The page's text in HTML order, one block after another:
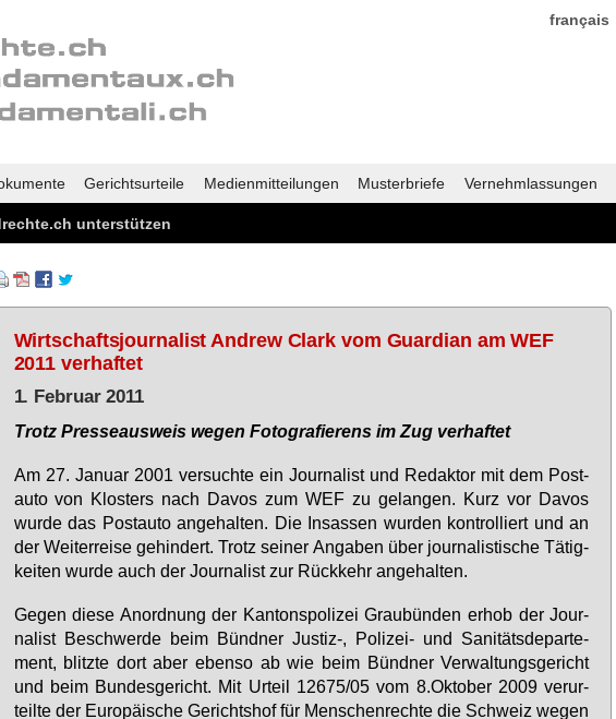
français
Gerichtsurteile Medienmitteilungen Musterbriefe Vernehmlassungen
unterstützen
Wirtschaftsjournalist Andrew Clark vom Guardian am WEF
2011 verhaftet
1. Februar 2011
Trotz Pres­se­aus­weis we­gen Fo­to­gra­fie­rens im Zug ver­haf­tet
Am 27. Ja­nu­ar 2001 ver­such­te ein Jour­na­list und Re­dak­tor mit dem Post­
au­to von Klos­ters nach Da­vos zum WEF zu ge­lan­gen. Kurz vor Da­vos
wur­de das Post­au­to an­ge­hal­ten. Die In­sas­sen wur­den kon­trol­liert und an
der Wei­ter­rei­se ge­hin­dert. Trotz sei­ner An­ga­ben über jour­na­lis­ti­sche Tä­tig­
kei­ten wur­de auch der Jour­na­list zur Rück­kehr an­ge­hal­ten.
Ge­gen die­se An­ord­nung der Kan­tons­po­li­zei Grau­bün­den er­hob der Jour­
na­list Be­schwer­de beim Bünd­ner Jus­tiz-, Po­li­zei- und Sa­ni­täts­de­par­te­
ment, blitz­te dort aber eben­so ab wie beim Bünd­ner Ver­wal­tungs­ge­richt
und beim Bun­des­ge­richt. Mit Ur­teil 12675/05 vom 8.​Oktober 2009 ver­ur­
teil­te der Eu­ro­päi­sche Ge­richts­hof für Men­schen­rech­te die Schweiz we­gen